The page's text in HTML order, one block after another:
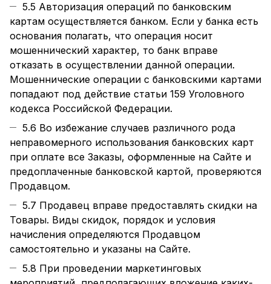
5.5 Авторизация операций по банковским
картам осуществляется банком. Если у банка есть
основания полагать, что операция носит
мошеннический характер, то банк вправе
отказать в осуществлении данной операции.
Мошеннические операции с банковскими картами
попадают под действие статьи 159 Уголовного
кодекса Российской Федерации.
5.6 Во избежание случаев различного рода
неправомерного использования банковских карт
при оплате все Заказы, оформленные на Сайте и
предоплаченные банковской картой, проверяются
Продавцом.
5.7 Продавец вправе предоставлять скидки на
Товары. Виды скидок, порядок и условия
начисления определяются Продавцом
самостоятельно и указаны на Сайте.
5.8 При проведении маркетинговых